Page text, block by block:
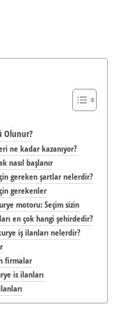
Olunur?
ne kadar kazanıyor?
nasıl başlanır
gereken şartlar nelerdir?
gerekenler
motoru: Seçim sizin
en çok hangi şehirdedir?
iş ilanları nelerdir?
firmalar
is ilanları